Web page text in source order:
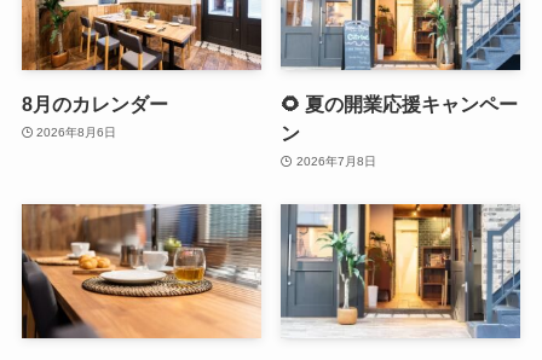
8月のカレンダー
2026年8月6日
🌻 夏の開業応援キャンペー
ン
2026年7月8日